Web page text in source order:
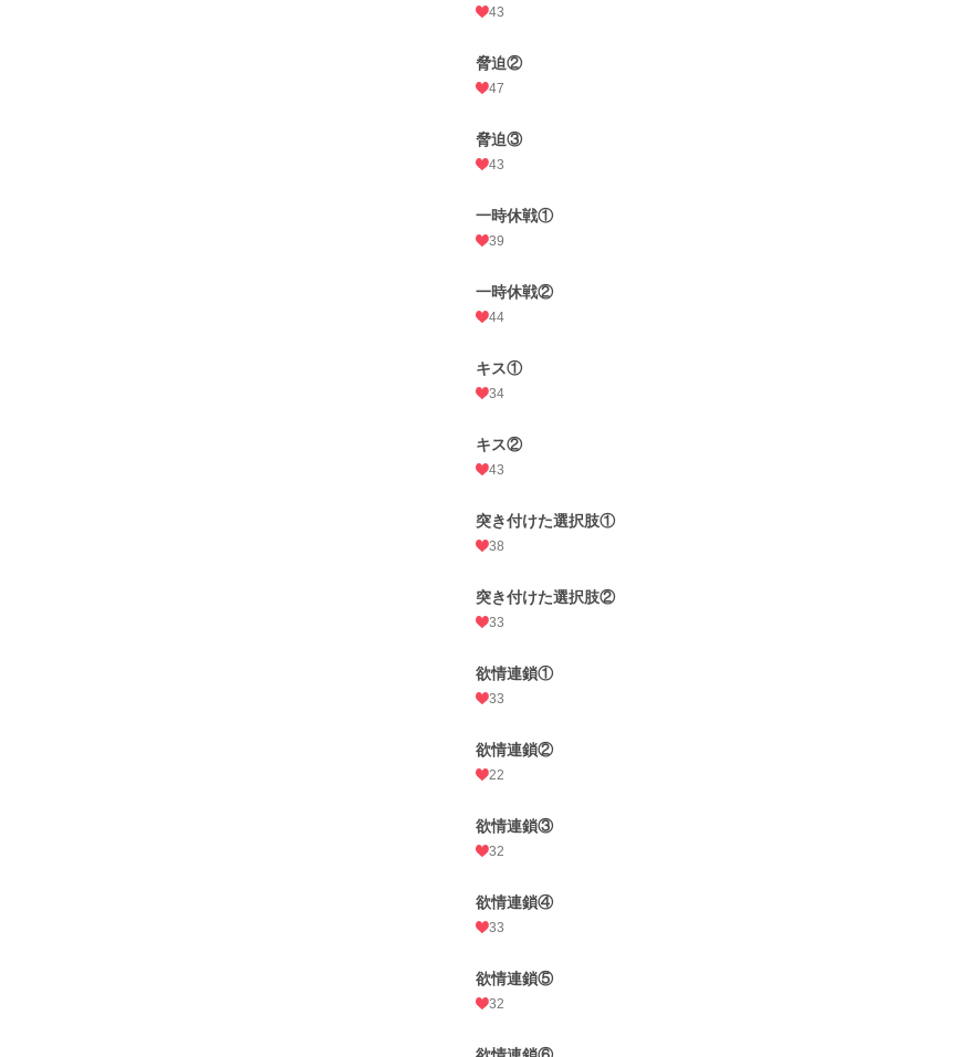
43
脅迫②
47
脅迫③
43
一時休戦①
39
一時休戦②
44
キス①
34
キス②
43
突き付けた選択肢①
38
突き付けた選択肢②
33
欲情連鎖①
33
欲情連鎖②
22
欲情連鎖③
32
欲情連鎖④
33
欲情連鎖⑤
32